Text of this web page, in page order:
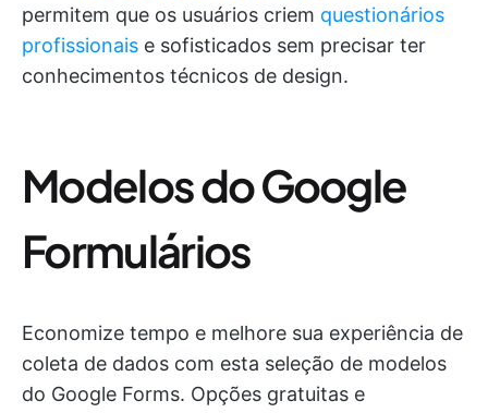
permitem que os usuários criem questionários
profissionais e sofisticados sem precisar ter
conhecimentos técnicos de design.
Modelos do Google
Formulários
Economize tempo e melhore sua experiência de
coleta de dados com esta seleção de modelos
do Google Forms. Opções gratuitas e